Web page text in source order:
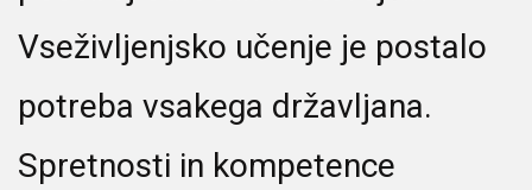
Vseživljenjsko učenje je postalo
potreba vsakega državljana.
Spretnosti in kompetence